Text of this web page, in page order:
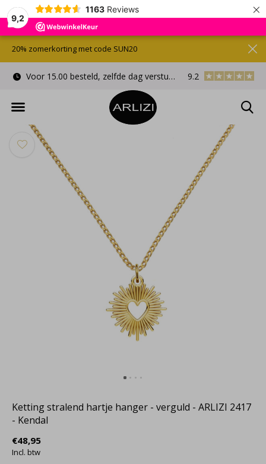
9,2
1163 Reviews ×
Voor 15.00 besteld, zelfde dag verstuurd Gratis
9.2
20% zomerkorting met code SUN20
Ketting stralend hartje hanger - verguld - ARLIZI 2417
- Kendal
€48,95
Incl. btw